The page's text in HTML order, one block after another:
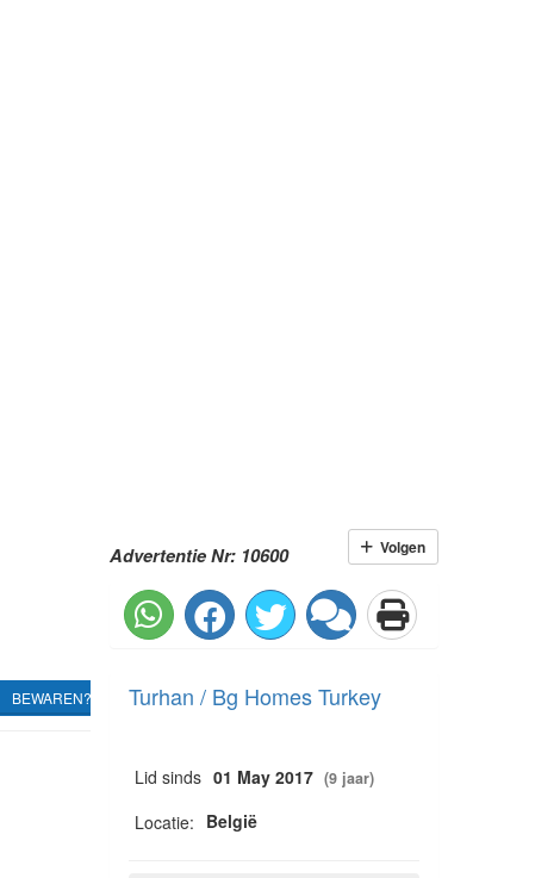
BEWAREN?
Advertentie Nr: 10600 Volgen
Turhan / Bg Homes Turkey
Lid sinds 01 May 2017 (9 jaar)
Locatie: België